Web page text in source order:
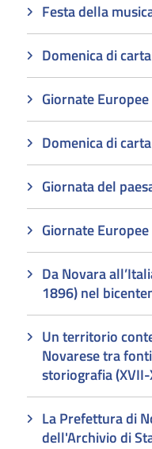
Festa della
Domenica di
Giornate
Domenica di
Giornata del
Giornate
Da Novara
1896) nel
Un territorio
Novarese tra
storiografia (XVII-
La Prefettura di
dell'Archivio di